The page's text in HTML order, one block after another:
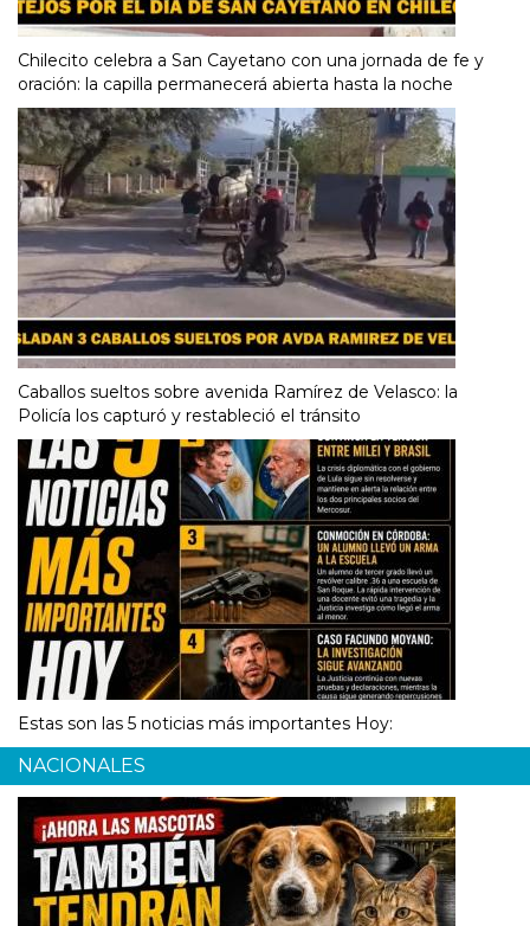
Chilecito celebra a San Cayetano con una jornada de fe y
oración: la capilla permanecerá abierta hasta la noche
Caballos sueltos sobre avenida Ramírez de Velasco: la
Policía los capturó y restableció el tránsito
Estas son las 5 noticias más importantes Hoy:
NACIONALES